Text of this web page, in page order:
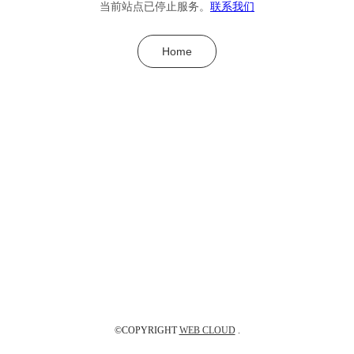
当前站点已停止服务。 联系我们
Home
©COPYRIGHTWEB CLOUD.